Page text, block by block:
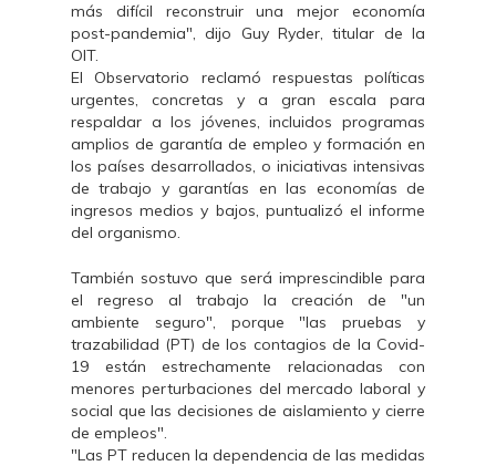
más difícil reconstruir una mejor economía
post-pandemia", dijo Guy Ryder, titular de la
OIT.
El Observatorio reclamó respuestas políticas
urgentes, concretas y a gran escala para
respaldar a los jóvenes, incluidos programas
amplios de garantía de empleo y formación en
los países desarrollados, o iniciativas intensivas
de trabajo y garantías en las economías de
ingresos medios y bajos, puntualizó el informe
del organismo.
También sostuvo que será imprescindible para
el regreso al trabajo la creación de "un
ambiente seguro", porque "las pruebas y
trazabilidad (PT) de los contagios de la Covid-
19 están estrechamente relacionadas con
menores perturbaciones del mercado laboral y
social que las decisiones de aislamiento y cierre
de empleos".
"Las PT reducen la dependencia de las medidas